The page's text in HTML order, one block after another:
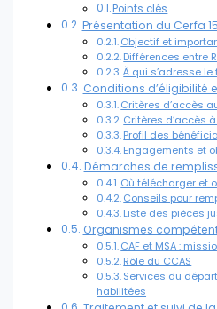
Points clés
Présentation du Cerfa
Objectif et
Différences entre
À qui s’adresse
Conditions d’éligibilité
Critères d’accès
Critères d’accès
Profil des
Engagements et
Démarches de
Où télécharger et
Conseils pour
Liste des pièces
Organismes
CAF et MSA :
Rôle du CCAS
Services du
habilitées